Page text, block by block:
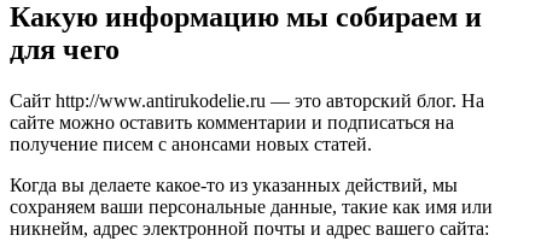
Какую информацию мы собираем и
для чего
Сайт http://www.antirukodelie.ru — это авторский блог. На
сайте можно оставить комментарии и подписаться на
получение писем с анонсами новых статей.
Когда вы делаете какое-то из указанных действий, мы
сохраняем ваши персональные данные, такие как имя или
никнейм, адрес электронной почты и адрес вашего сайта: